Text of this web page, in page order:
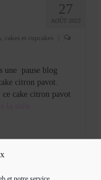
et notre service.
27
AOÛT 2023
cakes et cupcakes
une pause blog
citron pavot.
ce cake citron pavot